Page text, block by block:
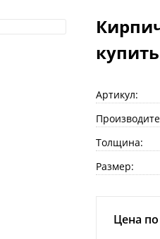
Артикул:
Толщина:
Размер:
Цена